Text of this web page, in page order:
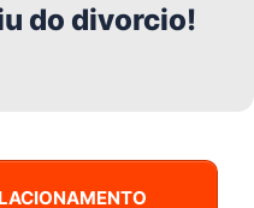
do divorcio!